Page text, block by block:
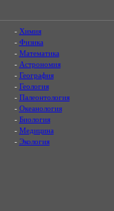
- Химия
- Физика
- Математика
- Астрономия
- География
- Геология
- Палеонтология
- Океанология
- Биология
- Медицина
- Экология